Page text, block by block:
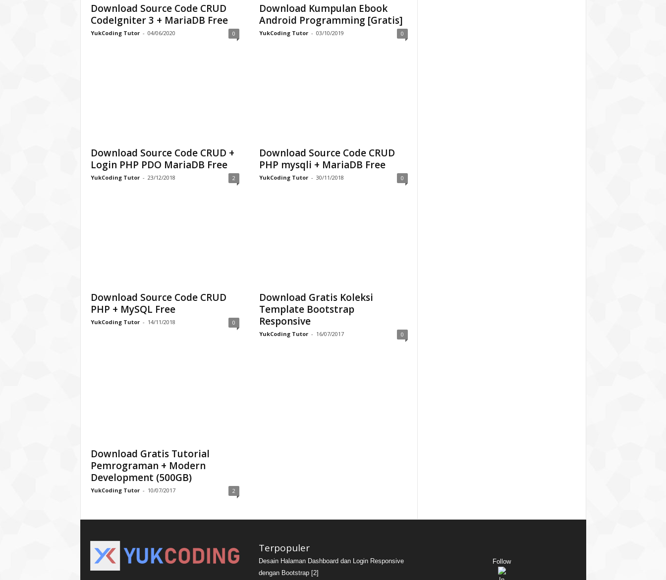
Download Source Code CRUD
CodeIgniter 3 + MariaDB Free
YukCoding Tutor - 04/06/2020 0
Download Kumpulan Ebook
Android Programming [Gratis]
YukCoding Tutor - 03/10/2019 0
Download Source Code CRUD +
Login PHP PDO MariaDB Free
YukCoding Tutor - 23/12/2018 2
Download Source Code CRUD
PHP mysqli + MariaDB Free
YukCoding Tutor - 30/11/2018 0
Download Source Code CRUD
PHP + MySQL Free
YukCoding Tutor - 14/11/2018 0
Download Gratis Koleksi
Template Bootstrap
Responsive
YukCoding Tutor - 16/07/2017 0
Download Gratis Tutorial
Pemrograman + Modern
Development (500GB)
YukCoding Tutor - 10/07/2017 2
Terpopuler
Desain Halaman Dashboard dan Login Responsive
dengan Bootstrap [2]
Follow